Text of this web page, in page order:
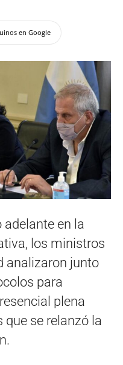
en Google
adelante en la
los ministros
analizaron junto
para
plena
que se relanzó la